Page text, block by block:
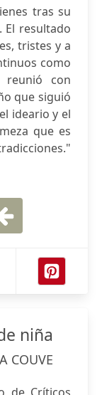
tras su
El resultado
tristes y a
como
reunió con
que siguió
ideario y el
que es
niña
COUVE